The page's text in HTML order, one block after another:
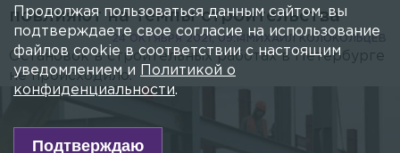
повлияют на темпы строительства
Остановок в строительных работах в Петербурге
не происходило.
Продолжая пользоваться данным сайтом, вы
подтверждаете свое согласие на использование
файлов cookie в соответствии с настоящим
уведомлением и
Политикой о
конфиденциальности.
Подтверждаю